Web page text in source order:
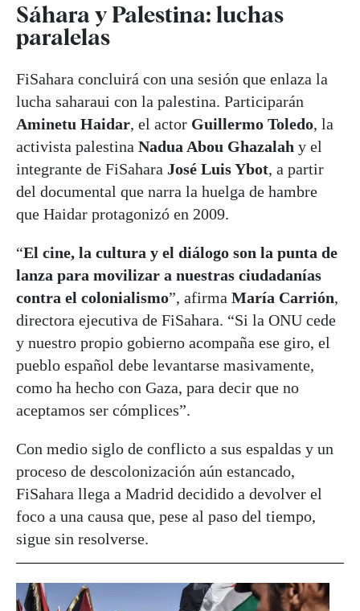
Sáhara y Palestina: luchas
paralelas
FiSahara concluirá con una sesión que enlaza la
lucha saharaui con la palestina. Participarán
Aminetu Haidar, el actor Guillermo Toledo, la
activista palestina Nadua Abou Ghazalah y el
integrante de FiSahara José Luis Ybot, a partir
del documental que narra la huelga de hambre
que Haidar protagonizó en 2009.
“El cine, la cultura y el diálogo son la punta de
lanza para movilizar a nuestras ciudadanías
contra el colonialismo”, afirma María Carrión,
directora ejecutiva de FiSahara. “Si la ONU cede
y nuestro propio gobierno acompaña ese giro, el
pueblo español debe levantarse masivamente,
como ha hecho con Gaza, para decir que no
aceptamos ser cómplices”.
Con medio siglo de conflicto a sus espaldas y un
proceso de descolonización aún estancado,
FiSahara llega a Madrid decidido a devolver el
foco a una causa que, pese al paso del tiempo,
sigue sin resolverse.